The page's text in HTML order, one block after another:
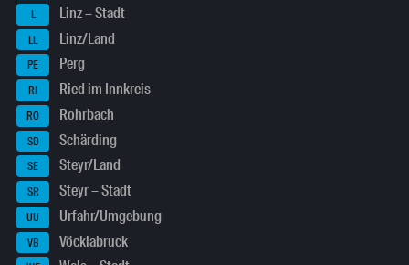
L Linz – Stadt
LL Linz/Land
PE Perg
RI Ried im Innkreis
RO Rohrbach
SD Schärding
SE Steyr/Land
SR Steyr – Stadt
UU Urfahr/Umgebung
VB Vöcklabruck